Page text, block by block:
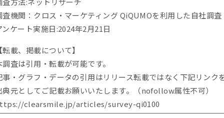
査機関：クロス・マーケティング QiQUMOを利用した自社調査
ンケート実施日:2024年2月21日
転載、掲載について】
調査は引用・転載が可能です。
事・グラフ・データの引用はリリース転載ではなく下記リンク
典元としてご記載お願いいたします。（nofollow属性不可）
clearsmile.jp/articles/survey-qi0100